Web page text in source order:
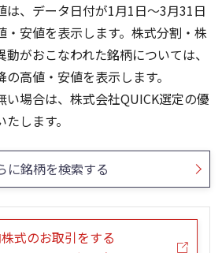
25/12
25/10
220
240
24/01
23/01
200
250
は、データ日付が1月1日～3月31日
・安値を表示します。株式分割・株
がおこなわれた銘柄については、
高値・安値を表示します。
い場合は、株式会社QUICK選定の優
します。
に銘柄を検索する
式のお取引をする